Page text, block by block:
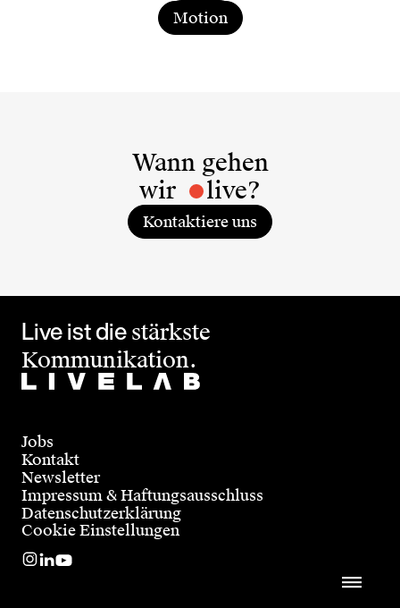
Motion
Wann gehen
wir
live?
Kontaktiere uns
Live ist die stärkste
Kommunikation.
Jobs
Kontakt
Newsletter
Impressum & Haftungsausschluss
Datenschutzerklärung
Cookie Einstellungen